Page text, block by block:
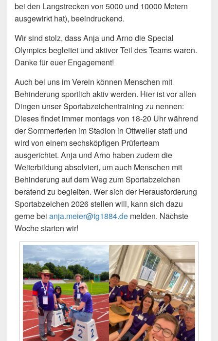
bei den Langstrecken von 5000 und 10000 Metern
ausgewirkt hat), beeindruckend.
Wir sind stolz, dass Anja und Arno die Special
Olympics begleitet und aktiver Teil des Teams waren.
Danke für euer Engagement!
Auch bei uns im Verein können Menschen mit
Behinderung sportlich aktiv werden. Hier ist vor allen
Dingen unser Sportabzeichentraining zu nennen:
Dieses findet immer montags von 18-20 Uhr während
der Sommerferien im Stadion in Ottweiler statt und
wird von einem sechsköpfigen Prüferteam
ausgerichtet. Anja und Arno haben zudem die
Weiterbildung absolviert, um auch Menschen mit
Behinderung auf dem Weg zum Sportabzeichen
beratend zu begleiten. Wer sich der Herausforderung
Sportabzeichen 2026 stellen will, kann sich dazu
gerne bei anja.meier@tg1884.de melden. Nächste
Woche starten wir!